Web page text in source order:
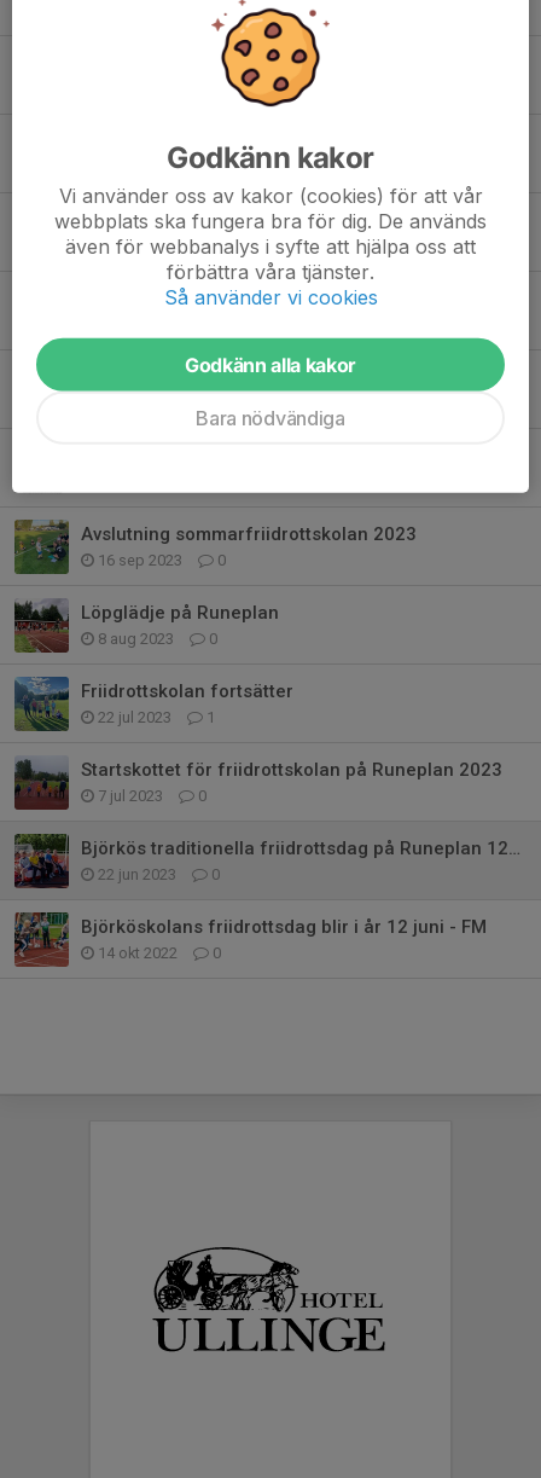
0
2 jun 2025 0
14 maj 2025 0
Friidrottskul startar 21 juli
Uppdatering från friidrotten 2024
Avslutning sommarfriidrottskolan 2023
16 sep 2023 0
Löpglädje på Runeplan
8 aug 2023 0
Friidrottskolan fortsätter
22 jul 2023 1
Startskottet för friidrottskolan på Runeplan 2023
7 jul 2023 0
Björkös traditionella friidrottsdag på Runeplan 12/6 -23
22 jun 2023 0
Björköskolans friidrottsdag blir i år 12 juni - FM
14 okt 2022 0
Godkänn kakor
Vi använder oss av kakor (cookies) för att vår
webbplats ska fungera bra för dig. De används
även för webbanalys i syfte att hjälpa oss att
förbättra våra tjänster.
Så använder vi cookies
Godkänn alla kakor
Bara nödvändiga